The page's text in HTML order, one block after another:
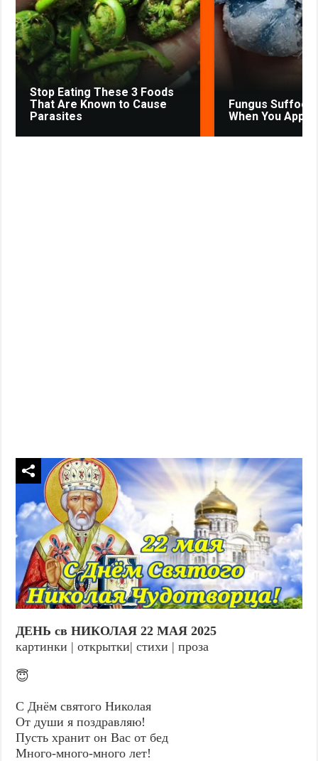
k
p
m
s
n
i
k
i
s
t
Stop Eating These 3 Foods
That Are Known to Cause
Parasites
Fungus
When You
ДЕНЬ св НИКОЛАЯ 22 МАЯ 2025
картинки | открытки| стихи | проза
😇
С Днём святого Николая
От души я поздравляю!
Пусть хранит он Вас от бед
Много-много-много лет!